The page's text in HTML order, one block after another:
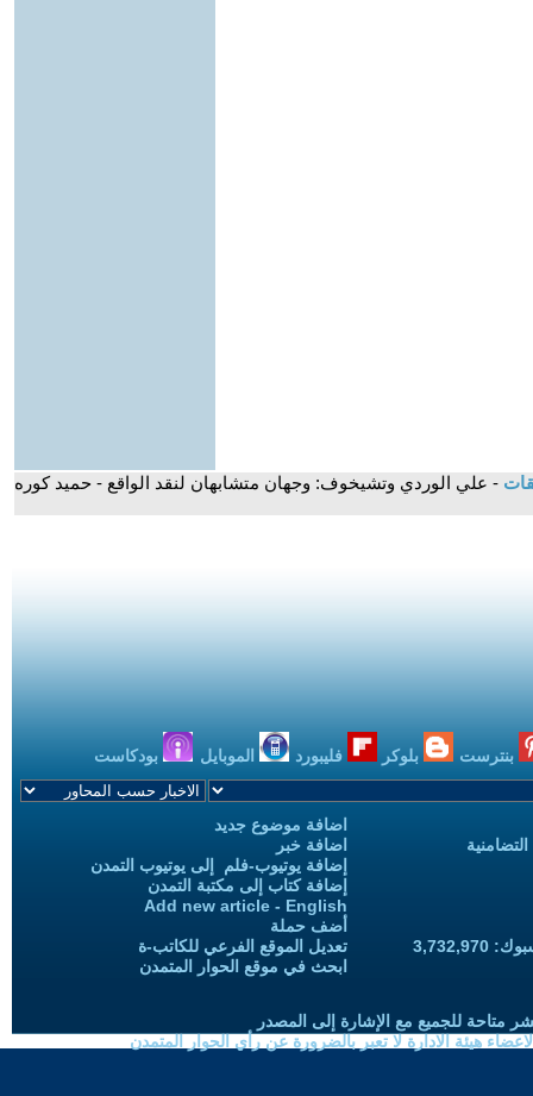
- علي الوردي وتشيخوف: وجهان متشابهان لنقد الواقع - حميد كوره
بنترست بلوكر فليبورد الموبايل بودكاست
اضافة موضوع جديد
اضافة خبر
إضافة يوتيوب-فلم إلى يوتيوب التمدن
إضافة كتاب إلى مكتبة التمدن
Add new article - English
أضف حملة
تعديل الموقع الفرعي للكاتب-ة
ابحث في موقع الحوار المتمدن
متاحة للجميع مع الإشارة إلى المصدر
هيئة الادارة لا تعبر بالضرورة عن رأي الحوار المتمدن